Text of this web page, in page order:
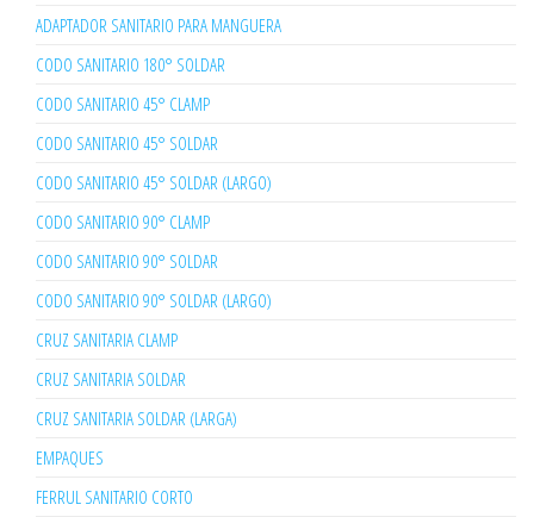
ADAPTADOR SANITARIO PARA MANGUERA
CODO SANITARIO 180° SOLDAR
CODO SANITARIO 45° CLAMP
CODO SANITARIO 45° SOLDAR
CODO SANITARIO 45° SOLDAR (LARGO)
CODO SANITARIO 90° CLAMP
CODO SANITARIO 90° SOLDAR
CODO SANITARIO 90° SOLDAR (LARGO)
CRUZ SANITARIA CLAMP
CRUZ SANITARIA SOLDAR
CRUZ SANITARIA SOLDAR (LARGA)
EMPAQUES
FERRUL SANITARIO CORTO